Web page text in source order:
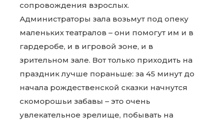
сопровождения взрослых.
Администраторы зала возьмут под опеку
маленьких театралов – они помогут им и в
гардеробе, и в игровой зоне, и в
зрительном зале. Вот только приходить на
праздник лучше пораньше: за 45 минут до
начала рождественской сказки начнутся
скоморошьи забавы – это очень
увлекательное зрелище, побывать на